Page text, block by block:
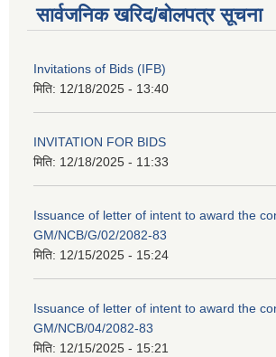
सार्वजनिक खरिद/बोलपत्र सूचना
Invitations of Bids (IFB)
मिति: 12/18/2025 - 13:40
INVITATION FOR BIDS
मिति: 12/18/2025 - 11:33
Issuance of letter of intent to award the
GM/NCB/G/02/2082-83
मिति: 12/15/2025 - 15:24
Issuance of letter of intent to award the
GM/NCB/04/2082-83
मिति: 12/15/2025 - 15:21